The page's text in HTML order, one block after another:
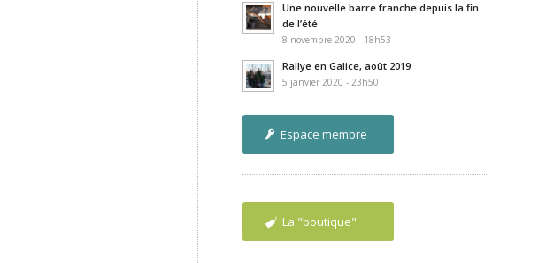
Une nouvelle barre franche depuis la fin
de l’été
8 novembre 2020 - 18h53
Rallye en Galice, août 2019
5 janvier 2020 - 23h50
Espace membre
La "boutique"